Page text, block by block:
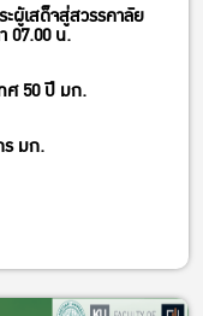
ผู้เสด็จสู่สวรรคาลัย
07.00 น.
ศ 50 ปี มก.
ร มก.